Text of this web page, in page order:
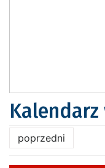
poprzedni